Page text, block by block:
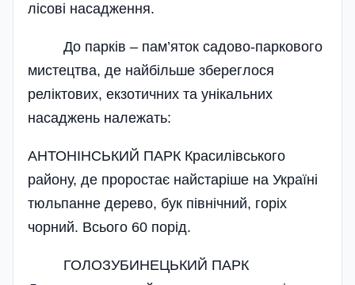
лісові насадження.
До парків – пам’яток садово-паркового
мистецтва, де найбільше збереглося
реліктових, екзотичних та унікальних
насаджень належать:
АНТОНІНСЬКИЙ ПАРК Красилівського
району, де проростає найстаріше на Україні
тюльпанне дерево, бук північний, горіх
чорний. Всього 60 порід.
ГОЛОЗУБИНЕЦЬКИЙ ПАРК